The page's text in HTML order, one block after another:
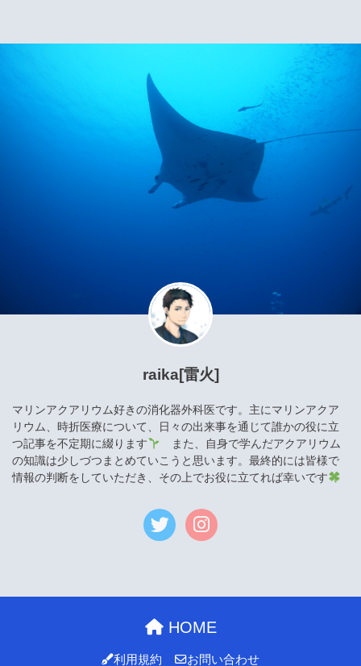
raika[雷火]
マリンアクアリウム好きの消化器外科医です。主にマリンアクア
リウム、時折医療について、日々の出来事を通じて誰かの役に立
つ記事を不定期に綴ります
また、自身で学んだアクアリウム
の知識は少しづつまとめていこうと思います。最終的には皆様で
情報の判断をしていただき、その上でお役に立てれば幸いです
HOME
利用規約 お問い合わせ